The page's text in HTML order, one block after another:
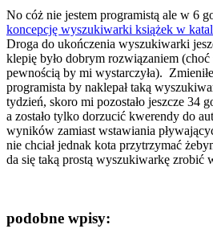
No cóż nie jestem programistą ale w 6
koncepcję wyszukiwarki książek w
Droga do ukończenia wyszukiwarki
klepię było dobrym rozwiązaniem
pewnością by mi wystarczyła).
programista by naklepał taką
tydzień, skoro mi pozostało jeszcze 34
a zostało tylko dorzucić kwerendy do
wyników zamiast wstawiania
nie chciał jednak kota przytrzymać
da się taką prostą wyszukiwarkę zrobić
podobne wpisy: